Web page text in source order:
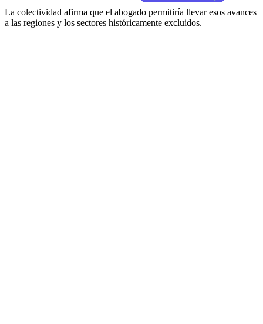
La colectividad afirma que el abogado permitiría llevar esos avances
a las regiones y los sectores históricamente excluidos.